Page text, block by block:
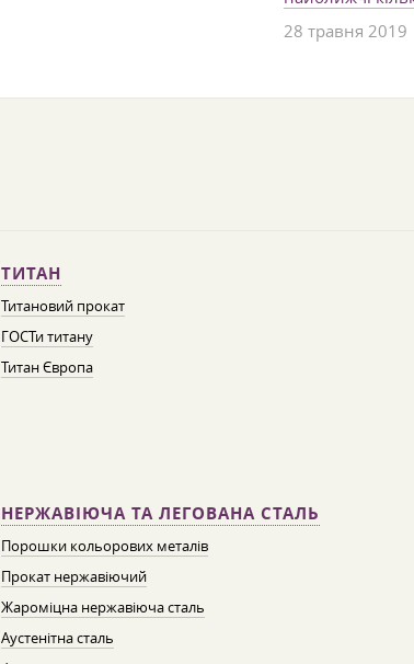
28 травня 2019
ТИТАН
Титановий прокат
ГОСТи титану
Титан Європа
НЕРЖАВІЮЧА ТА ЛЕГОВАНА СТАЛЬ
Порошки кольорових металів
Прокат нержавіючий
Жароміцна нержавіюча сталь
Аустенітна сталь